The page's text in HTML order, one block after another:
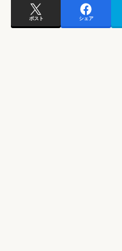
ポスト シェア